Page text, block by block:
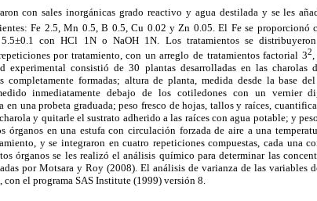
con sales inorgánicas grado reactivo y agua destilada y se les
Fe 2.5, Mn 0.5, B 0.5, Cu 0.02 y Zn 0.05. El Fe se proporcionó
con HCl 1N o NaOH 1N. Los tratamientos se
por tratamiento, con un arreglo de tratamientos factorial 32,
experimental consistió de 30 plantas desarrolladas en las charolas
completamente formadas; altura de planta, medida desde la base
inmediatamente debajo de los cotiledones con un vernier
en una probeta graduada; peso fresco de hojas, tallos y raíces,
y quitarle el sustrato adherido a las raíces con agua potable; y
órganos en una estufa con circulación forzada de aire a una
y se integraron en cuatro repeticiones compuestas, cada una
órganos se les realizó el análisis químico para determinar las
por Motsara y Roy (2008). El análisis de varianza de las variables
el programa SAS Institute (1999) versión 8.